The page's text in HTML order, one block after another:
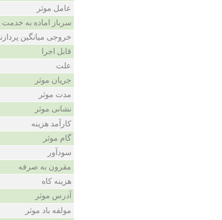
عامل موثر
سرباز اماده به خدمت
خروجی میانگین
قابل اجرا
علت
جریان موثر
مدت موثر
نشانی موثر
کارآمد هزینه
گام موثر
سودآور
مقرون به صرفه
هزینه کاه
آدرس موثر
مولفه باد موثر